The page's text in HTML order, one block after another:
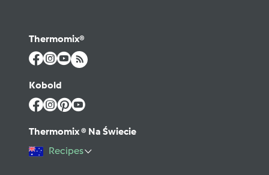
Thermomix®
Kobold
Thermomix ® Na Świecie
Recipes